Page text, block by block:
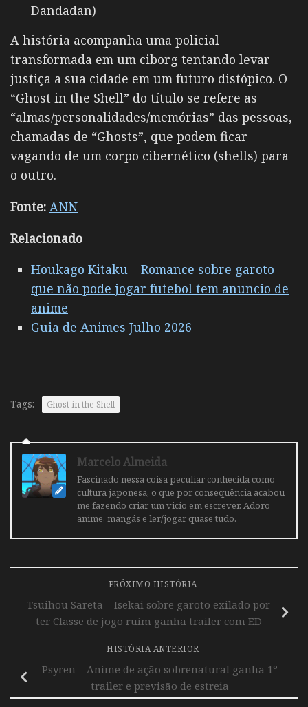
Dandadan)
A história acompanha uma policial
transformada em um ciborg tentando levar
justiça a sua cidade em um futuro distópico. O
“Ghost in the Shell” do título se refere as
“almas/personalidades/memórias” das pessoas,
chamadas de “Ghosts”, que podem ficar
vagando de um corpo cibernético (shells) para
o outro.
Fonte: ANN
Relacionado
Houkago Kitaku – Romance sobre garoto
que não pode jogar futebol tem anuncio de
anime
Guia de Animes Julho 2026
Tags: Ghost in the Shell
Marcelo Almeida
Fascinado nessa coisa peculiar conhecida como
cultura japonesa, o que por consequência acabou
me fazendo criar um vicio em escrever. Adoro
anime, mangás e ler/jogar quase tudo.
PRÓXIMO HISTÓRIA
Tsuihou Sareta – Isekai sobre garoto exilado por
ter Classe de jogo ruim ganha trailer com ED
HISTÓRIA ANTERIOR
Psyren – Anime de ação sobrenatural ganha 1º
trailer e previsão de estreia